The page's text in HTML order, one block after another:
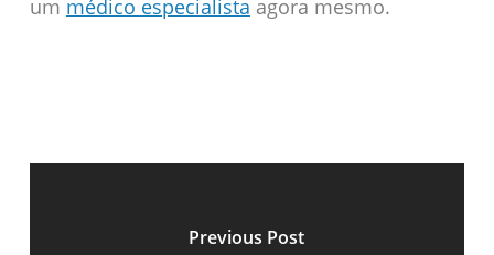
um médico especialista agora mesmo.
Previous Post